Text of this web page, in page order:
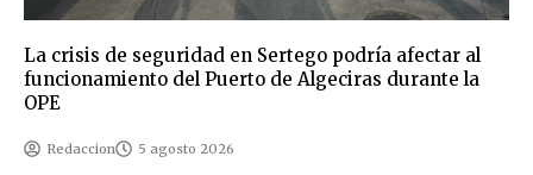
La crisis de seguridad en Sertego podría afectar al
funcionamiento del Puerto de Algeciras durante la
OPE
Redaccion 5 agosto 2026